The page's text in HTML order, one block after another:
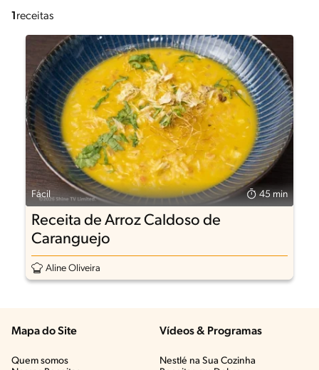
1 receitas
Fácil 45 min
Receita de Arroz Caldoso de
Caranguejo
Aline Oliveira
Mapa do Site
Quem somos
Vídeos & Programas​
Nestlé na Sua Cozinha